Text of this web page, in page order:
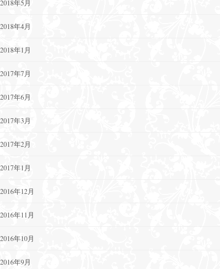
2018年5月
2018年4月
2018年1月
2017年7月
2017年6月
2017年3月
2017年2月
2017年1月
2016年12月
2016年11月
2016年10月
2016年9月